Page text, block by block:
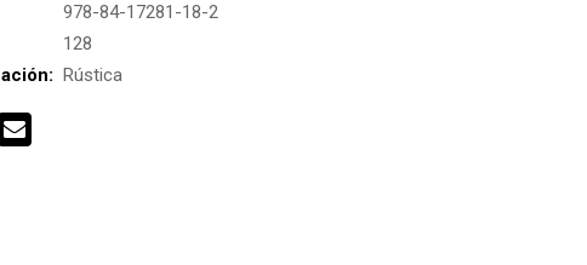
978-84-17281-18-2
128
Rústica